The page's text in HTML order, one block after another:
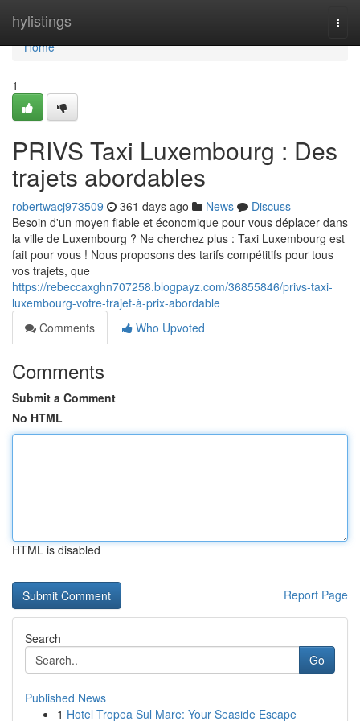
hylistings
Home
Home
1
PRIVS Taxi Luxembourg : Des
trajets abordables
robertwacj973509 361 days ago News
Discuss
Besoin d'un moyen fiable et économique pour vous déplacer dans
la ville de Luxembourg ? Ne cherchez plus : Taxi Luxembourg est
fait pour vous ! Nous proposons des tarifs compétitifs pour tous
vos trajets, que
https://rebeccaxghn707258.blogpayz.com/36855846/privs-taxi-
luxembourg-votre-trajet-à-prix-abordable
Comments
Who Upvoted
Comments
Submit a Comment
No HTML
HTML is disabled
Report Page
Search
Go
Published News
1 Hotel Tropea Sul Mare: Your Seaside Escape